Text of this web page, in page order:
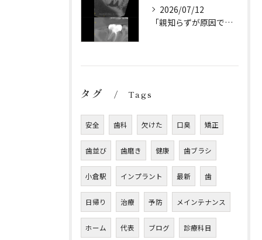
2026/07/12
「親知らずが原因です。
タグ Tags
安全 歯科 欠けた 口臭 矯正
歯並び 歯磨き 健康 歯ブラシ
小倉駅 インプラント 最新 歯
日帰り 治療 予防 メインテナンス
ホーム 代表 ブログ 診療科目